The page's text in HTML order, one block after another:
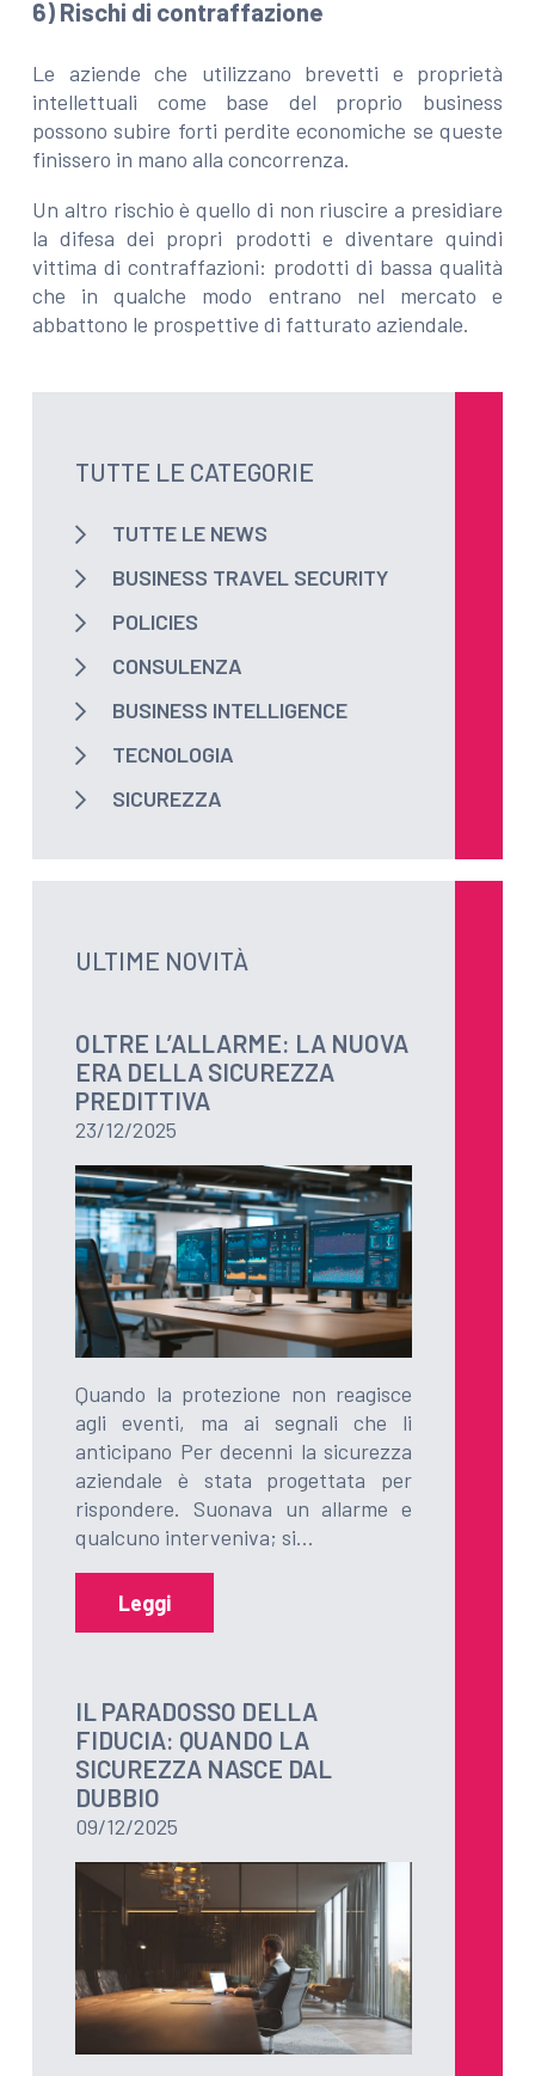
6) Rischi di contraffazione
Le aziende che utilizzano brevetti e proprietà
intellettuali come base del proprio business
possono subire forti perdite economiche se queste
finissero in mano alla concorrenza.
Un altro rischio è quello di non riuscire a presidiare
la difesa dei propri prodotti e diventare quindi
vittima di contraffazioni: prodotti di bassa qualità
che in qualche modo entrano nel mercato e
abbattono le prospettive di fatturato aziendale.
TUTTE LE CATEGORIE
TUTTE LE NEWS
BUSINESS TRAVEL SECURITY
POLICIES
CONSULENZA
BUSINESS INTELLIGENCE
TECNOLOGIA
SICUREZZA
ULTIME NOVITÀ
OLTRE L’ALLARME: LA NUOVA
ERA DELLA SICUREZZA
PREDITTIVA
23/12/2025
Quando la protezione non reagisce
agli eventi, ma ai segnali che li
anticipano Per decenni la sicurezza
aziendale è stata progettata per
rispondere. Suonava un allarme e
qualcuno interveniva; si…
Leggi
IL PARADOSSO DELLA
FIDUCIA: QUANDO LA
SICUREZZA NASCE DAL
DUBBIO
09/12/2025